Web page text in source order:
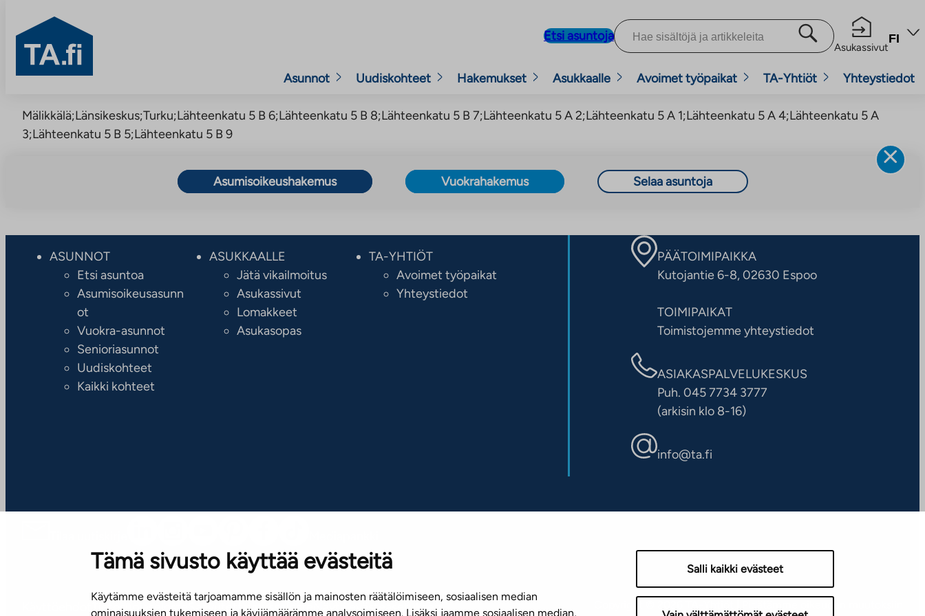
Tämä sivusto käyttää evästeitä
Käytämme evästeitä tarjoamamme sisällön ja mainosten räätälöimiseen, sosiaalisen median
ominaisuuksien tukemiseen ja kävijämäärämme analysoimiseen. Lisäksi jaamme sosiaalisen median,
Salli kaikki evästeet
sisältöön
TA.fi
Etsi asuntoja
Asukassivut
FI
Asunnot Uudiskohteet Hakemukset Asukkaalle Avoimet työpaikat TA-Yhtiöt Yhteystiedot
Mälikkälä;Länsikeskus;Turku;Lähteenkatu 5 B 6;Lähteenkatu 5 B 8;Lähteenkatu 5 B 7;Lähteenkatu 5 A 2;Lähteenkatu 5 A 1;Lähteenkatu 5 A 4;Lähteenkatu 5 A
3;Lähteenkatu 5 B 5;Lähteenkatu 5 B 9
Asumisoikeushakemus Vuokrahakemus Selaa asuntoja
ASUNNOT
Etsi asuntoa
Asumisoikeusasunn
ot
Vuokra-asunnot
Senioriasunnot
Uudiskohteet
Kaikki kohteet
ASUKKAALLE
Jätä vikailmoitus
Asukassivut
Lomakkeet
Asukasopas
TA-YHTIÖT
Avoimet työpaikat
Yhteystiedot
PÄÄTOIMIPAIKKA
Kutojantie 6-8, 02630 Espoo
TOIMIPAIKAT
Toimistojemme yhteystiedot
ASIAKASPALVELUKESKUS
Puh. 045 7734 3777
(arkisin klo 8-16)
info@ta.fi
Tietosuojaseloste SaavutettavuusselosteNäytä evästeasetukseni